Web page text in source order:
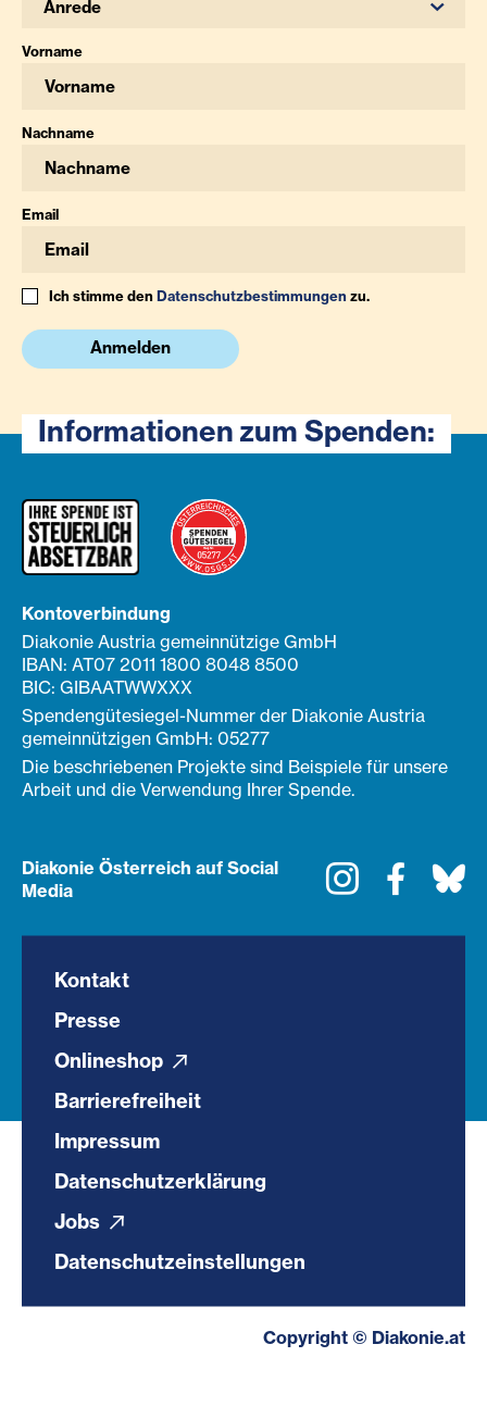
Anrede
Vorname
Nachname
Email
Ich stimme denDatenschutzbestimmungenzu.
Anmelden
Informationen zum Spenden:
Kontoverbindung
Diakonie Austria gemeinnützige GmbH
IBAN: AT07 2011 1800 8048 8500
BIC: GIBAATWWXXX
Spendengütesiegel-Nummer der Diakonie Austria
gemeinnützigen GmbH: 05277
Die beschriebenen Projekte sind Beispiele für unsere
Arbeit und die Verwendung Ihrer Spende.
Diakonie Österreich auf Social
Media
Instagram
Kontakt
Presse
Onlineshop
Barrierefreiheit
Impressum
Datenschutzerklärung
Jobs
Datenschutzeinstellungen
Copyright © Diakonie.at